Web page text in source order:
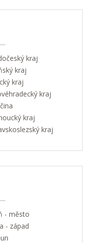
kraj
kraj
kraj
kraj
kraj
kraj
- město
- západ